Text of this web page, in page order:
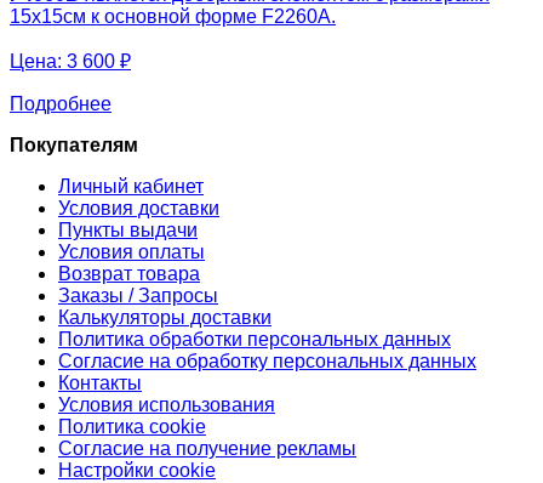
15х15см к основной форме F2260А.
Цена: 3 600 ₽
Подробнее
Покупателям
Личный кабинет
Условия доставки
Пункты выдачи
Условия оплаты
Возврат товара
Заказы / Запросы
Калькуляторы доставки
Политика обработки персональных данных
Согласие на обработку персональных данных
Контакты
Условия использования
Политика cookie
Согласие на получение рекламы
Настройки cookie